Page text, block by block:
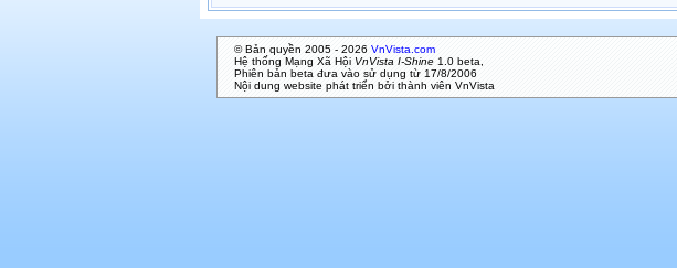
© Bản quyền 2005 - 2026 VnVista.com
Hệ thống Mạng Xã Hội VnVista I-Shine1.0 beta,
Phiên bản beta đưa vào sử dụng từ 17/8/2006
Nội dung website phát triển bởi thành viên VnVista